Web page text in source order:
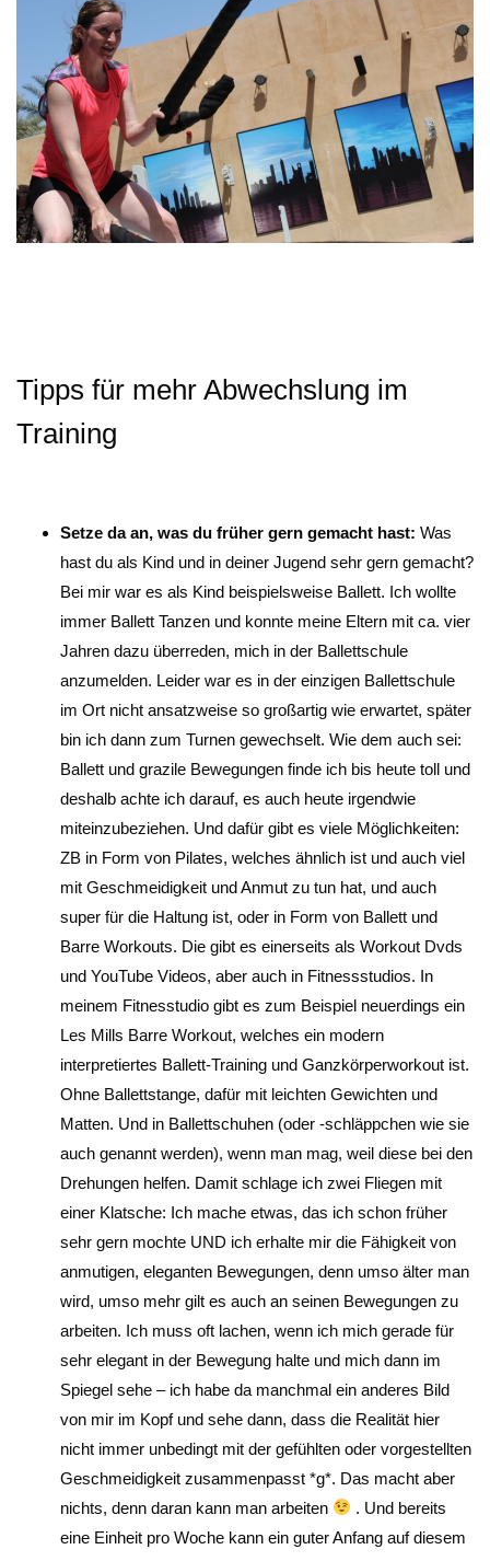
Tipps für mehr Abwechslung im
Training
Setze da an, was du früher gern gemacht hast: Was
hast du als Kind und in deiner Jugend sehr gern gemacht?
Bei mir war es als Kind beispielsweise Ballett. Ich wollte
immer Ballett Tanzen und konnte meine Eltern mit ca. vier
Jahren dazu überreden, mich in der Ballettschule
anzumelden. Leider war es in der einzigen Ballettschule
im Ort nicht ansatzweise so großartig wie erwartet, später
bin ich dann zum Turnen gewechselt. Wie dem auch sei:
Ballett und grazile Bewegungen finde ich bis heute toll und
deshalb achte ich darauf, es auch heute irgendwie
miteinzubeziehen. Und dafür gibt es viele Möglichkeiten:
ZB in Form von Pilates, welches ähnlich ist und auch viel
mit Geschmeidigkeit und Anmut zu tun hat, und auch
super für die Haltung ist, oder in Form von Ballett und
Barre Workouts. Die gibt es einerseits als Workout Dvds
und YouTube Videos, aber auch in Fitnessstudios. In
meinem Fitnesstudio gibt es zum Beispiel neuerdings ein
Les Mills Barre Workout, welches ein modern
interpretiertes Ballett-Training und Ganzkörperworkout ist.
Ohne Ballettstange, dafür mit leichten Gewichten und
Matten. Und in Ballettschuhen (oder -schläppchen wie sie
auch genannt werden), wenn man mag, weil diese bei den
Drehungen helfen. Damit schlage ich zwei Fliegen mit
einer Klatsche: Ich mache etwas, das ich schon früher
sehr gern mochte UND ich erhalte mir die Fähigkeit von
anmutigen, eleganten Bewegungen, denn umso älter man
wird, umso mehr gilt es auch an seinen Bewegungen zu
arbeiten. Ich muss oft lachen, wenn ich mich gerade für
sehr elegant in der Bewegung halte und mich dann im
Spiegel sehe – ich habe da manchmal ein anderes Bild
von mir im Kopf und sehe dann, dass die Realität hier
nicht immer unbedingt mit der gefühlten oder vorgestellten
Geschmeidigkeit zusammenpasst *g*. Das macht aber
nichts, denn daran kann man arbeiten
. Und bereits
eine Einheit pro Woche kann ein guter Anfang auf diesem